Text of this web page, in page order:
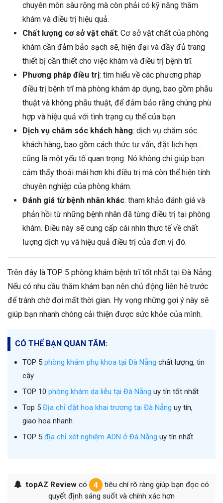
chuyên môn sâu rộng mà còn phải có kỹ năng thăm
khám và điều trị hiệu quả.
Chất lượng cơ sở vật chất: Cơ sở vật chất của phòng
khám cần đảm bảo sạch sẽ, hiện đại và đầy đủ trang
thiết bị cần thiết cho việc khám và điều trị bệnh trĩ.
Phương pháp điều trị: tìm hiểu về các phương pháp
điều trị bệnh trĩ mà phòng khám áp dụng, bao gồm phẫu
thuật và không phẫu thuật, để đảm bảo rằng chúng phù
hợp và hiệu quả với tình trạng cụ thể của bạn.
Dịch vụ chăm sóc khách hàng: dịch vụ chăm sóc
khách hàng, bao gồm cách thức tư vấn, đặt lịch hẹn…
cũng là một yếu tố quan trọng. Nó không chỉ giúp bạn
cảm thấy thoải mái hơn khi điều trị mà còn thể hiện tính
chuyên nghiệp của phòng khám.
Đánh giá từ bệnh nhân khác: tham khảo đánh giá và
phản hồi từ những bệnh nhân đã từng điều trị tại phòng
khám. Điều này sẽ cung cấp cái nhìn thực tế về chất
lượng dịch vụ và hiệu quả điều trị của đơn vị đó.
Trên đây là TOP 5 phòng khám bệnh trĩ tốt nhất tại Đà Nẵng.
Nếu có nhu cầu thăm khám bạn nên chủ động liên hệ trước
để tránh chờ đợi mất thời gian. Hy vọng những gợi ý này sẽ
giúp bạn nhanh chóng cải thiện được sức khỏe của mình.
CÓ THỂ BẠN QUAN TÂM:
TOP 5 phòng khám phụ khoa tại Đà Nẵng chất lượng, tin
cậy
TOP 10 phòng khám da liễu tại Đà Nẵng uy tín tốt nhất
Top 5 Địa chỉ đặt hoa khai trương tại Đà Nẵng uy tín,
giao hoa nhanh
TOP 5 địa chỉ xét nghiệm ADN ở Đà Nẵng uy tín nhất
topAZ Reviewcó 4
tiêu chí rõ ràng giúp bạn đọc có
quyết định sáng suốt và chính xác hơn